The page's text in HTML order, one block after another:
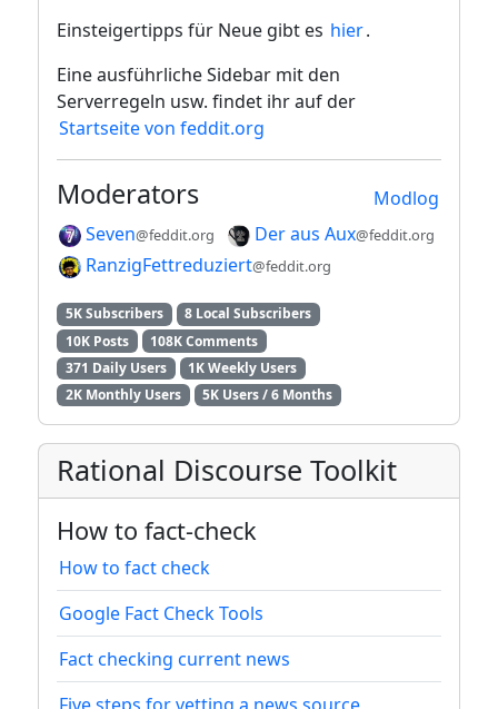
Einsteigertipps für Neue gibt es hier.
Eine ausführliche Sidebar mit den
Serverregeln usw. findet ihr auf der
Startseite von feddit.org
Modlog
Moderators
Seven@feddit.org Der aus Aux@feddit.org
RanzigFettreduziert@feddit.org
5K Subscribers
8 Local Subscribers
10K Posts
108K Comments
371 Daily Users
1K Weekly Users
2K Monthly Users
5K Users / 6 Months
Rational Discourse Toolkit
How to fact-check
How to fact check
Google Fact Check Tools
Fact checking current news